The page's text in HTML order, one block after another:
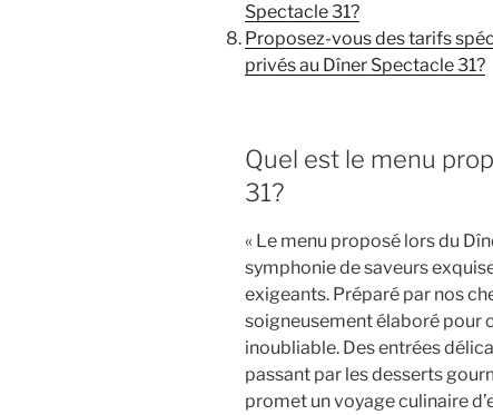
Spectacle 31?
Proposez-vous des tarifs
privés au Dîner Spectacle 31?
Quel est le menu
31?
« Le menu proposé lors du
symphonie de saveurs
exigeants. Préparé par nos
soigneusement élaboré pour
inoubliable. Des entrées
passant par les desserts
promet un voyage culinaire